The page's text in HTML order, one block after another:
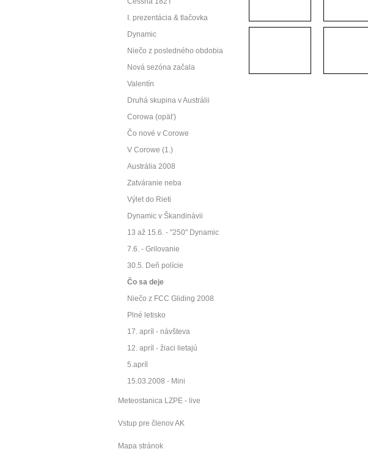
I. prezentácia & tlačovka
Dynamic
Niečo z posledného obdobia
Nová sezóna začala
Valentín
Druhá skupina v Austrálii
Corowa (opäť)
Čo nové v Corowe
V Corowe (1.)
Austrália 2008
Zatváranie neba
Výlet do Rieti
Dynamic v Škandinávii
13 až 15.6. - "250" Dynamic
7.6. - Grilovanie
30.5. Deň polície
Čo sa deje
Niečo z FCC Gliding 2008
Plné letisko
17. apríl - návšteva
12. apríl - žiaci lietajú
5.apríl
15.03.2008 - Mini
Meteostanica LZPE - live
Vstup pre členov AK
Mapa stránok